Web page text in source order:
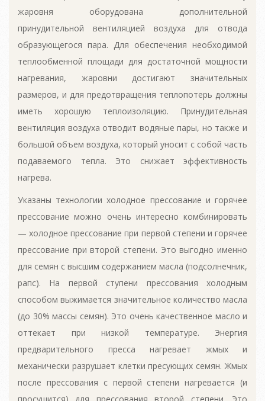
жаровня оборудована дополнительной
принудительной вентиляцией воздуха для отвода
образующегося пара. Для обеспечения необходимой
теплообменной площади для достаточной мощности
нагревания, жаровни достигают значительных
размеров, и для предотвращения теплопотерь должны
иметь хорошую теплоизоляцию. Принудительная
вентиляция воздуха отводит водяные пары, но также и
большой объем воздуха, который уносит с собой часть
подаваемого тепла. Это снижает эффективность
нагрева.
Указаны технологии холодное прессование и горячее
прессование можно очень интересно комбинировать
— холодное прессование при первой степени и горячее
прессование при второй степени. Это выгодно именно
для семян с высшим содержанием масла (подсолнечник,
рапс). На первой ступени прессования холодным
способом выжимается значительное количество масла
(до 30% массы семян). Это очень качественное масло и
оттекает при низкой температуре. Энергия
предварительного пресса нагревает жмых и
механически разрушает клетки пресующих семян. Жмых
после прессования с первой степени нагревается (и